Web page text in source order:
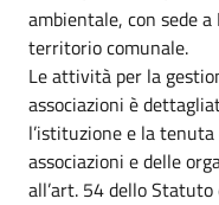
ambientale, con sede
territorio comunale.
Le attività per la
associazioni è
l’istituzione e la tenuta
associazioni e delle
all’art. 54 dello Statuto